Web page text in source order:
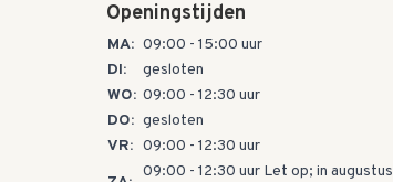
Openingstijden
MA: 09:00 - 15:00 uur
DI:
gesloten
WO: 09:00 - 12:30 uur
DO: gesloten
VR: 09:00 - 12:30 uur
09:00 - 12:30 uur Let op; in augustus